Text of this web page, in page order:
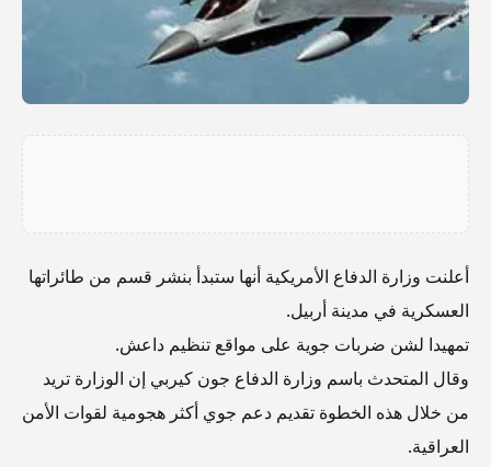
أعلنت وزارة الدفاع الأمريكية أنها ستبدأ بنشر قسم من طائراتها
العسكرية في مدينة أربيل.
تمهيدا لشن ضربات جوية على مواقع تنظيم داعش.
وقال المتحدث باسم وزارة الدفاع جون كيربي إن الوزارة تريد
من خلال هذه الخطوة تقديم دعم جوي أكثر هجومية لقوات الأمن
العراقية.